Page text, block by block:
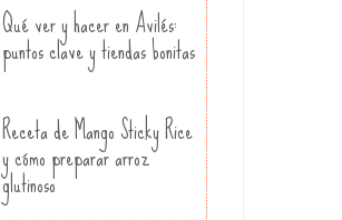
Qué ver y hacer en Avilés:
puntos clave y tiendas bonitas
Receta de Mango Sticky Rice
y cómo preparar arroz
glutinoso